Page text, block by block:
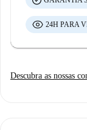
24H PARA
Descubra as nossas